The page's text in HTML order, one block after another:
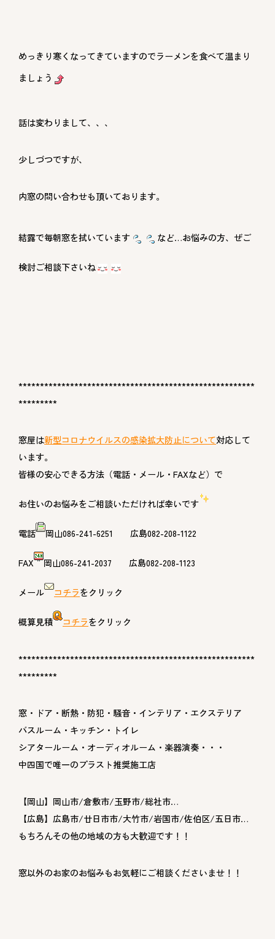
めっきり寒くなってきていますのでラーメンを食べて温まり
ましょう
話は変わりまして、、、
少しづつですが、
内窓の問い合わせも頂いております。
結露で毎朝窓を拭いています など…お悩みの方、ぜご
検討ご相談下さいね
*******************************************************
*********
窓屋は新型コロナウイルスの感染拡大防止について対応して
います。
皆様の安心できる方法（電話・メール・FAXなど）で
お住いのお悩みをご相談いただければ幸いです
電話 岡山086-241-6251 広島082-208-1122
FAX 岡山086-241-2037 広島082-208-1123
メール コチラをクリック
概算見積 コチラをクリック
*******************************************************
*********
窓・ドア・断熱・防犯・騒音・インテリア・エクステリア
バスルーム・キッチン・トイレ
シアタールーム・オーディオルーム・楽器演奏・・・
中四国で唯一のプラスト推奨施工店
【岡山】岡山市/倉敷市/玉野市/総社市…
【広島】広島市/廿日市市/大竹市/岩国市/佐伯区/五日市…
もちろんその他の地域の方も大歓迎です！！
窓以外のお家のお悩みもお気軽にご相談くださいませ！！